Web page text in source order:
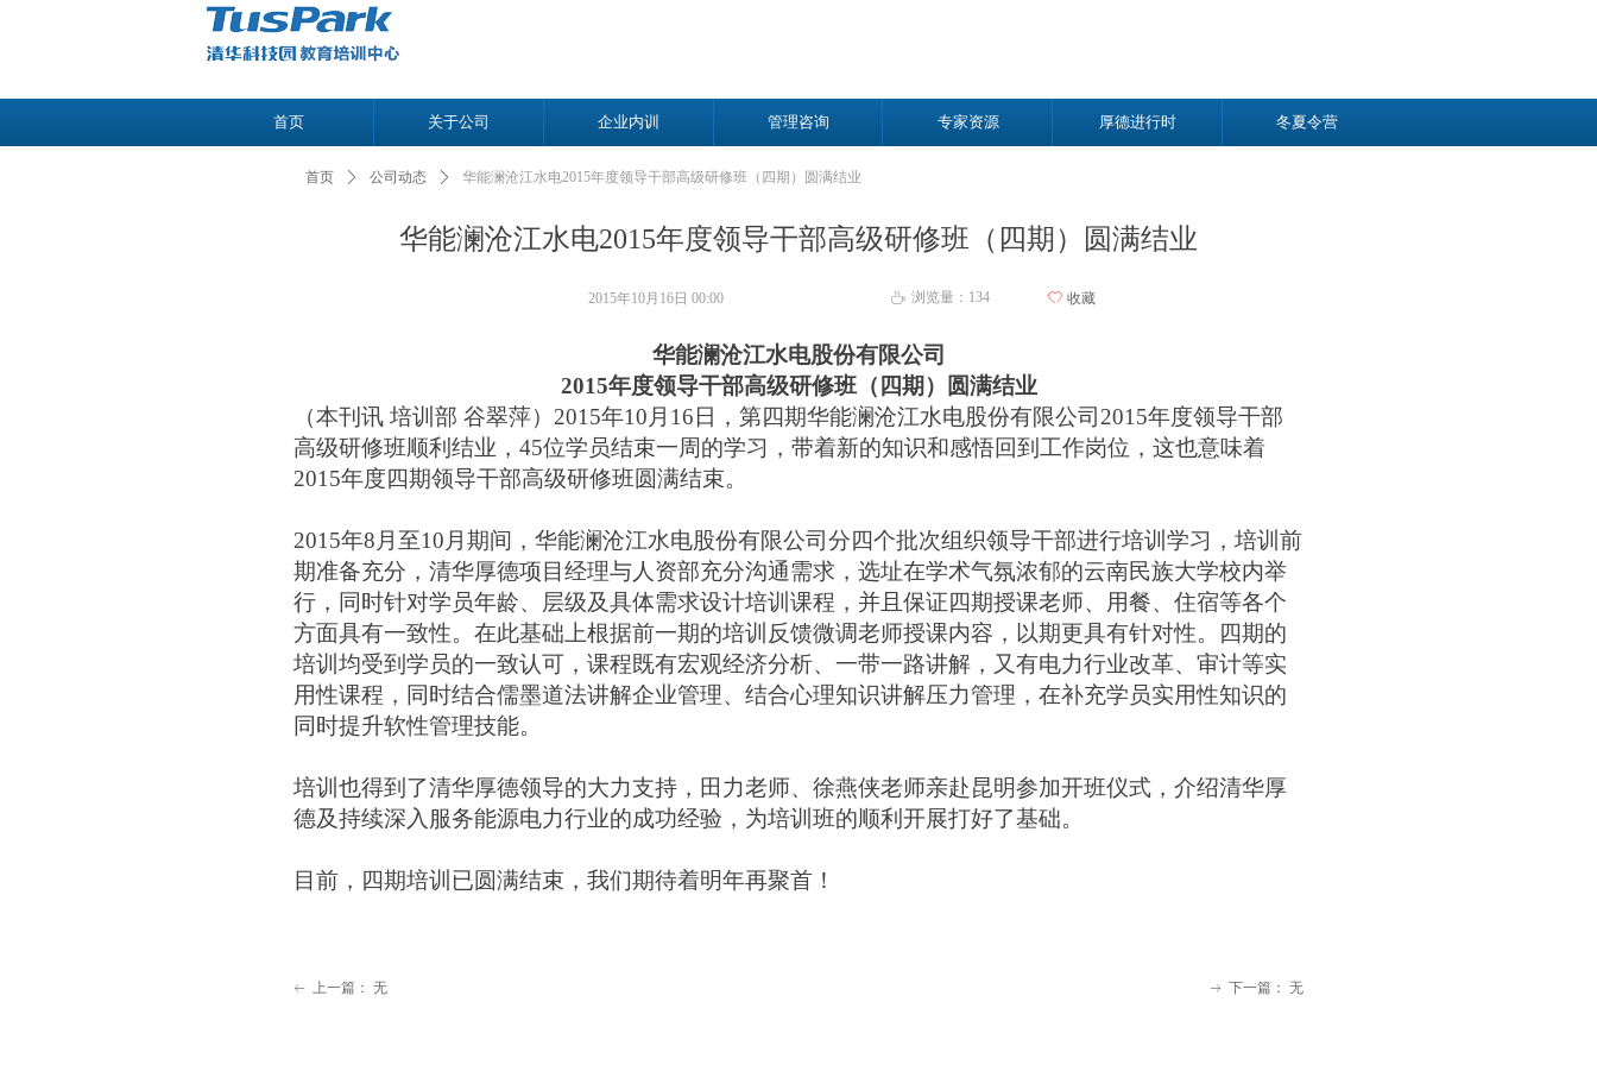
首页 关于公司 企业内训 管理咨询 专家资源 厚德进行时 冬夏令营
华能澜沧江水电2015年度领导干部高级研修班（四期）圆满结业
首页 ꄲ 公司动态 ꄲ 华能澜沧江水电2015年度领导干部高级研修班（四期）圆满结业
华能澜沧江水电股份有限公司
2015年度领导干部高级研修班（四期）圆满结业
（本刊讯 培训部 谷翠萍） 2015年10月16日，第四期华能澜沧江水电股份有限公司2015年度领导干部
高级研修班顺利结业，45位学员结束一周的学习，带着新的知识和感悟回到工作岗位，这也意味着
2015年度四期领导干部高级研修班圆满结束。
2015年8月至10月期间，华能澜沧江水电股份有限公司分四个批次组织领导干部进行培训学习，培训前
期准备充分，清华厚德项目经理与人资部充分沟通需求，选址在学术气氛浓郁的云南民族大学校内举
行，同时针对学员年龄、层级及具体需求设计培训课程，并且保证四期授课老师、用餐、住宿等各个
方面具有一致性。在此基础上根据前一期的培训反馈微调老师授课内容，以期更具有针对性。四期的
培训均受到学员的一致认可，课程既有宏观经济分析、一带一路讲解，又有电力行业改革、审计等实
用性课程，同时结合儒墨道法讲解企业管理、结合心理知识讲解压力管理，在补充学员实用性知识的
同时提升软性管理技能。
培训也得到了清华厚德领导的大力支持，田力老师、徐燕侠老师亲赴昆明参加开班仪式，介绍清华厚
德及持续深入服务能源电力行业的成功经验，为培训班的顺利开展打好了基础。
目前，四期培训已圆满结束，我们期待着明年再聚首！
2015年10月16日 00:00 ꄘ 浏览量： 134 ꄀ 收藏
ꂃ 上一篇： 无 ꁹ 下一篇： 无